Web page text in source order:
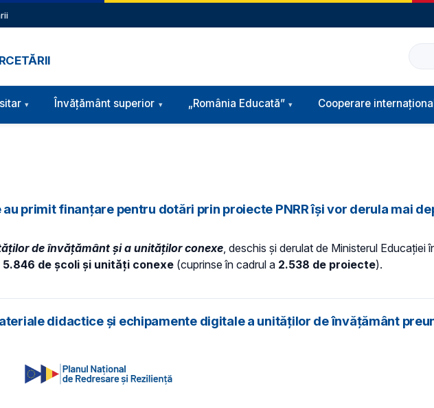
Caută
Învățământ superior „România Educată” Cooperare
primit finanțare pentru dotări prin proiecte PNRR își vor derula mai
de învățământ și a unităților conexe , deschis și derulat de Ministerul
5.846 de școli și unități conexe (cuprinse în cadrul a 2.538 de proiecte).
didactice și echipamente digitale a unităților de învățământ